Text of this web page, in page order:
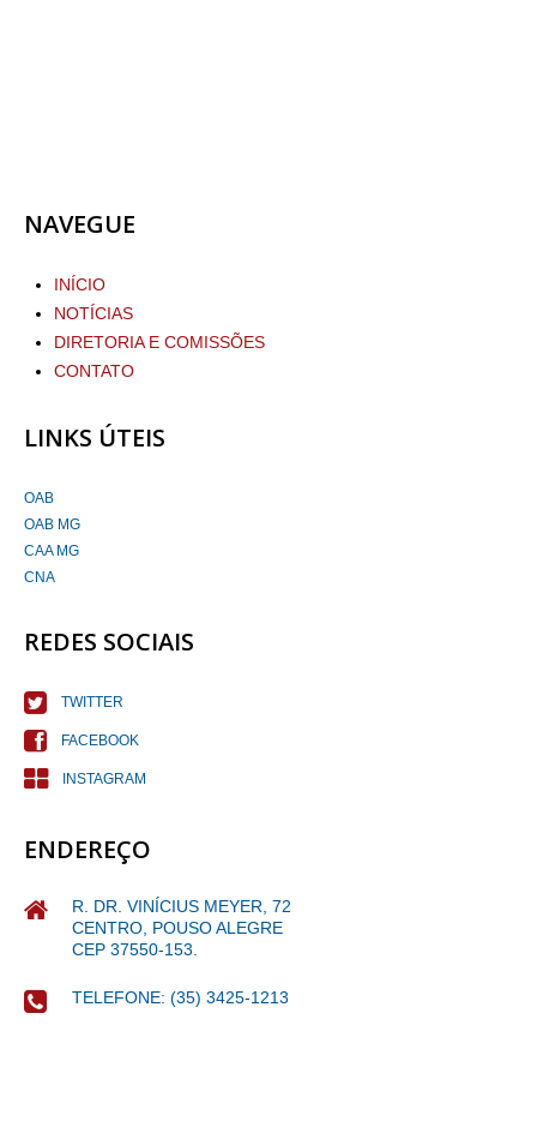
NAVEGUE
INÍCIO
NOTÍCIAS
DIRETORIA E COMISSÕES
CONTATO
LINKS ÚTEIS
OAB
OAB MG
CAA MG
CNA
REDES SOCIAIS
TWITTER
FACEBOOK
INSTAGRAM
ENDEREÇO
R. DR. VINÍCIUS MEYER, 72
CENTRO, POUSO ALEGRE
CEP 37550-153.
TELEFONE: (35) 3425-1213